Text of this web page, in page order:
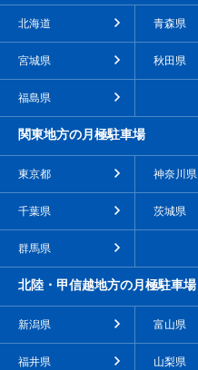
北海道 青森県
宮城県 秋田県
福島県
関東地方の月極駐車場
東京都 神奈川県
千葉県 茨城県
群馬県
北陸・甲信越地方の月極駐車場
新潟県 富山県
福井県 山梨県